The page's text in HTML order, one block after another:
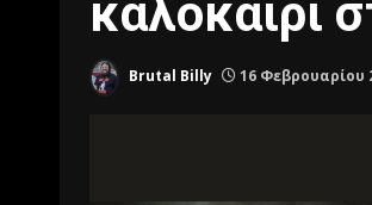
καλοκαίρι
Brutal Billy 16 Φεβρουαρίου